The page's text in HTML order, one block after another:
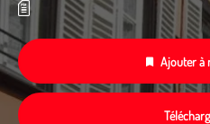
Ajouter à